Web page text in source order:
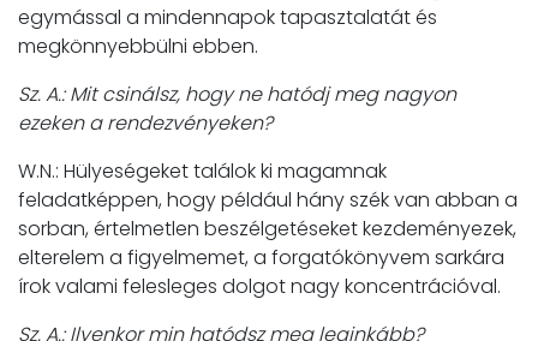
egymással a mindennapok tapasztalatát és
megkönnyebbülni ebben.
Sz. A.: Mit csinálsz, hogy ne hatódj meg nagyon
ezeken a rendezvényeken?
W.N.: Hülyeségeket találok ki magamnak
feladatképpen, hogy például hány szék van abban a
sorban, értelmetlen beszélgetéseket kezdeményezek,
elterelem a figyelmemet, a forgatókönyvem sarkára
írok valami felesleges dolgot nagy koncentrációval.
Sz. A.: Ilyenkor min hatódsz meg leginkább?